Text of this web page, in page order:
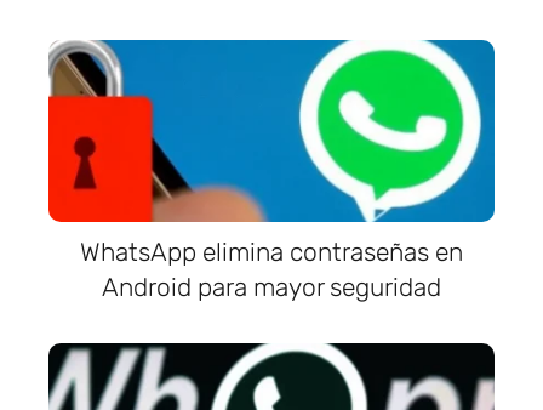
WhatsApp elimina contraseñas en
Android para mayor seguridad